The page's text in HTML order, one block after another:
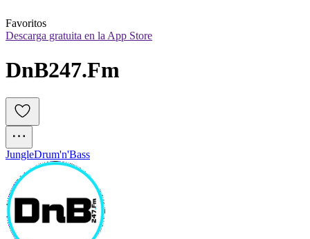
Favoritos
Descarga gratuita en la App Store
DnB247.Fm
JungleDrum'n'Bass